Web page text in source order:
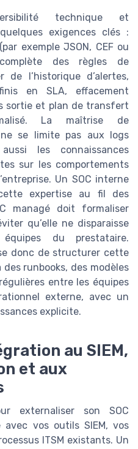
technique et
exigences clés :
exemple JSON, CEF ou
des règles de
de l’historique d’alertes,
en SLA, effacement
sortie et plan de transfert
La maîtrise de
se limite pas aux logs
les connaissances
sur les comportements
Un SOC interne
expertise au fil des
managé doit formaliser
qu’elle ne disparaisse
du prestataire.
donc de structurer cette
runbooks, des modèles
entre les équipes
externe, avec un
explicite.
au SIEM,
et aux
externaliser son SOC
avec vos outils SIEM, vos
ITSM existants. Un